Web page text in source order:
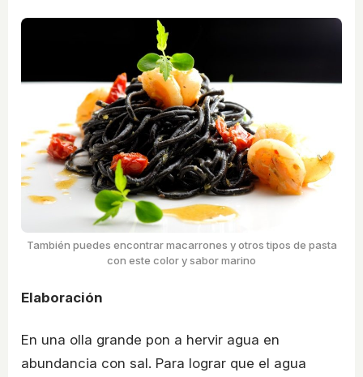
También puedes encontrar macarrones y otros tipos de pasta
con este color y sabor marino
Elaboración
En una olla grande pon a hervir agua en
abundancia con sal. Para lograr que el agua